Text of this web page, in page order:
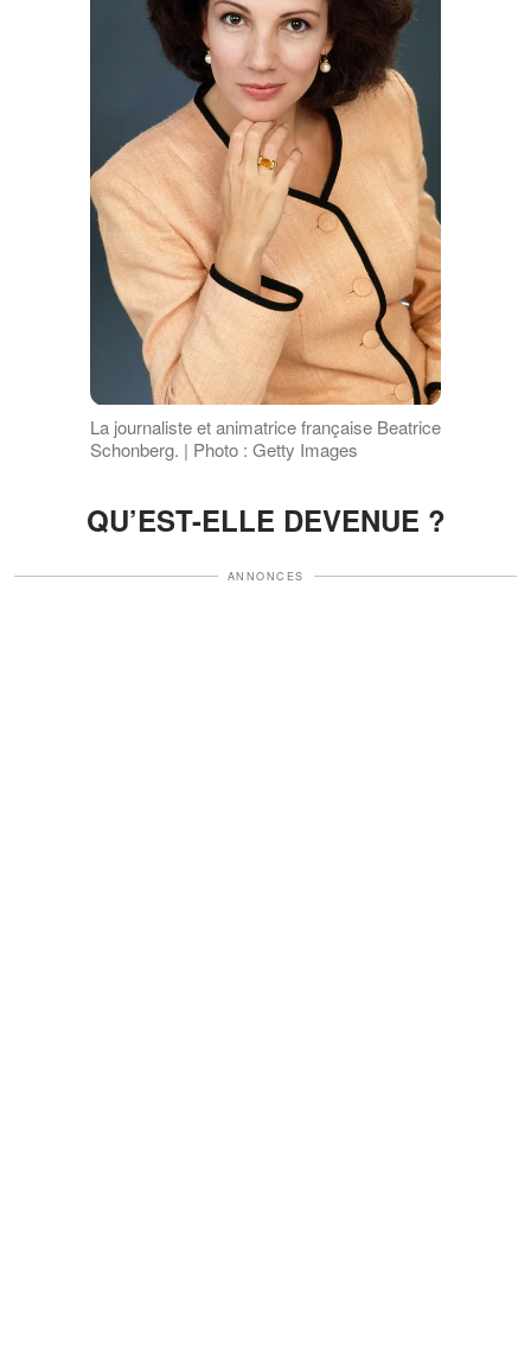
La journaliste et animatrice française Beatrice
Schonberg. | Photo : Getty Images
QU’EST-ELLE DEVENUE ?
ANNONCES